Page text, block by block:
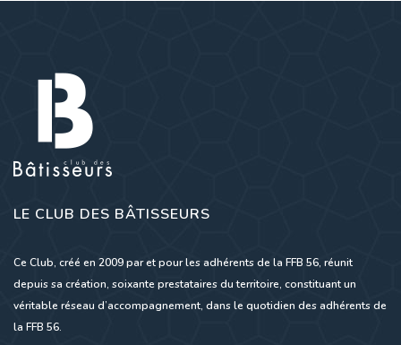
LE CLUB DES BÂTISSEURS
Ce Club, créé en 2009 par et pour les adhérents de la FFB 56, réunit
depuis sa création, soixante prestataires du territoire, constituant un
véritable réseau d’accompagnement, dans le quotidien des adhérents de
la FFB 56.